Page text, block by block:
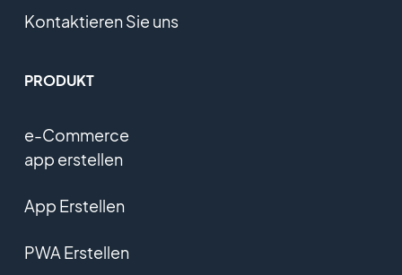
Kontaktieren Sie uns
PRODUKT
e-Commerce
app erstellen
App Erstellen
PWA Erstellen